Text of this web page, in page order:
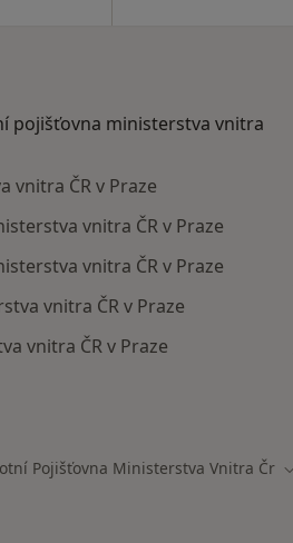
pojišťovna ministerstva vnitra
vnitra ČR v Praze
vnitra ČR v Praze
vnitra ČR v Praze
vnitra ČR v Praze
vnitra ČR v Praze
Pojišťovna Ministerstva Vnitra Čr